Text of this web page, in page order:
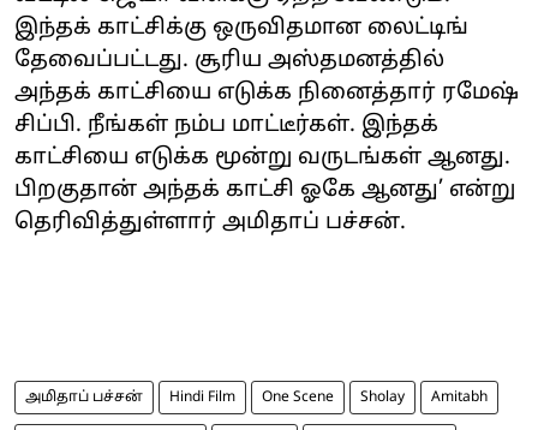
இந்தக் காட்சிக்கு ஒருவிதமான லைட்டிங்
தேவைப்பட்டது. சூரிய அஸ்தமனத்தில்
அந்தக் காட்சியை எடுக்க நினைத்தார் ரமேஷ்
சிப்பி. நீங்கள் நம்ப மாட்டீர்கள். இந்தக்
காட்சியை எடுக்க மூன்று வருடங்கள் ஆனது.
பிறகுதான் அந்தக் காட்சி ஓகே ஆனது’ என்று
தெரிவித்துள்ளார் அமிதாப் பச்சன்.
அமிதாப் பச்சன் Hindi Film One Scene Sholay Amitabh